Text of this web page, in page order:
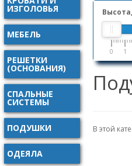
ИЗГОЛОВЬЯ
МЕБЕЛЬ
РЕШЕТКИ
(ОСНОВАНИЯ)
СПАЛЬНЫЕ
СИСТЕМЫ
ПОДУШКИ
ОДЕЯЛА
0 1
В этой